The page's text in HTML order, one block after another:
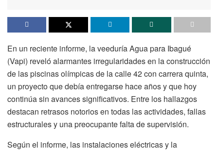
En un reciente informe, la veeduría Agua para Ibagué
(Vapi) reveló alarmantes irregularidades en la construcción
de las piscinas olímpicas de la calle 42 con carrera quinta,
un proyecto que debía entregarse hace años y que hoy
continúa sin avances significativos. Entre los hallazgos
destacan retrasos notorios en todas las actividades, fallas
estructurales y una preocupante falta de supervisión.
Según el informe, las instalaciones eléctricas y la